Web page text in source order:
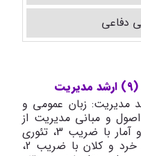
دفاعی
کد ضریب (9) ارشد مدیریت: زبان عمومی و
(انگلیسی) با ضریب 4، اصول و مبانی مدیریت از
دیدگاه اسلام با ضریب 2، ریاضی و آمار با ضریب 3، تئوری
های مدیریت با ضریب 2، اقتصاد خرد و کلان با ضریب 2،